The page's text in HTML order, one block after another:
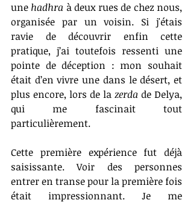
une hadhra à deux rues de chez nous,
organisée par un voisin. Si j'étais
ravie de découvrir enfin cette
pratique, j’ai toutefois ressenti une
pointe de déception : mon souhait
était d’en vivre une dans le désert, et
plus encore, lors de la zerda de Delya,
qui me fascinait tout
particulièrement.
Cette première expérience fut déjà
saisissante. Voir des personnes
entrer en transe pour la première fois
était impressionnant. Je me